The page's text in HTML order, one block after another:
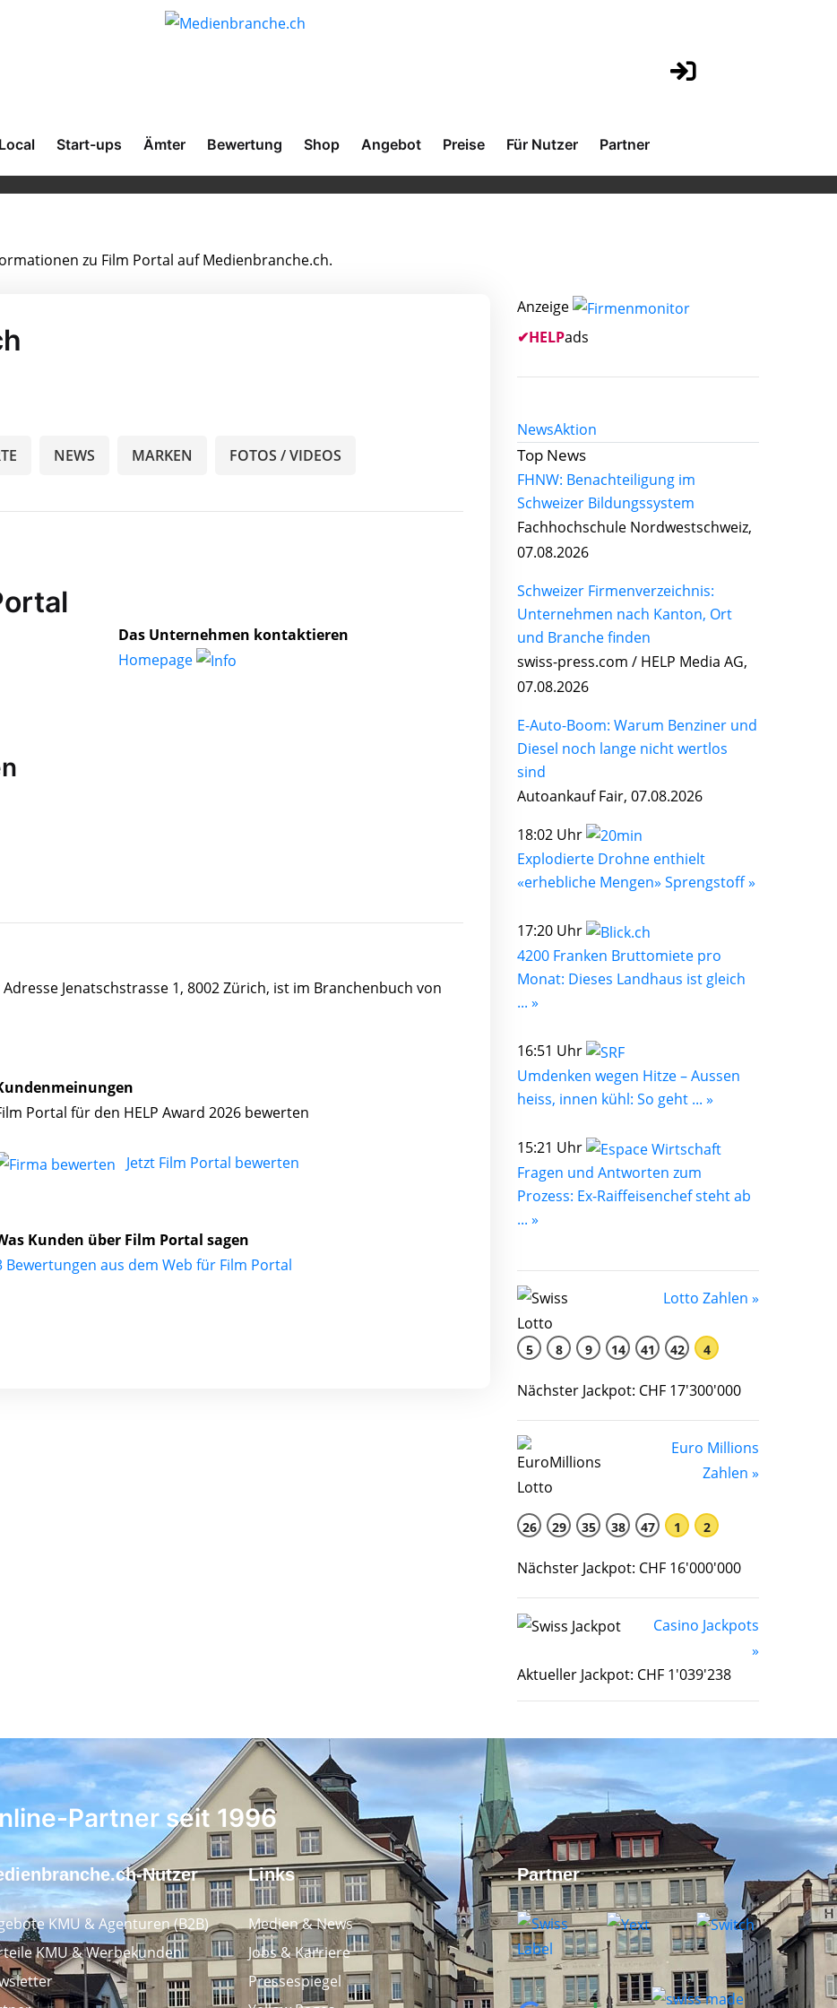
Local Start-ups Ämter Bewertung Shop Angebot Preise Für Nutzer Partner
zu Film Portal auf Medienbranche.ch.
NEWS MARKEN FOTOS / VIDEOS
Das Unternehmen kontaktieren
Homepage
Jenatschstrasse 1, 8002 Zürich, ist im Branchenbuch von
Portal für den HELP Award 2026 bewerten
Jetzt Film Portal bewerten
Kunden über Film Portal sagen
Bewertungen aus dem Web für Film Portal
Anzeige
✔HELPads
NewsAktion
Top News
FHNW: Benachteiligung im
Schweizer Bildungssystem
Fachhochschule Nordwestschweiz,
07.08.2026
Schweizer Firmenverzeichnis:
Unternehmen nach Kanton, Ort
und Branche finden
swiss-press.com / HELP Media AG,
07.08.2026
E-Auto-Boom: Warum Benziner und
Diesel noch lange nicht wertlos
sind
Autoankauf Fair, 07.08.2026
18:02 Uhr
Explodierte Drohne enthielt
«erhebliche Mengen» Sprengstoff »
17:20 Uhr
4200 Franken Bruttomiete pro
Monat: Dieses Landhaus ist gleich
... »
16:51 Uhr
Umdenken wegen Hitze – Aussen
heiss, innen kühl: So geht ... »
15:21 Uhr
Fragen und Antworten zum
Prozess: Ex-Raiffeisenchef steht ab
... »
Lotto Zahlen »
5 8 9 14 41 42 4
Nächster Jackpot: CHF 17'300'000
Euro Millions
Zahlen »
26 29 35 38 47 1 2
Nächster Jackpot: CHF 16'000'000
Casino Jackpots
»
Aktueller Jackpot: CHF 1'039'238
Partner seit 1996
Nutzer
KMU & Agenturen (B2B)
KMU & Werbekunden
Links
Medien & News
Jobs & Karriere
Pressespiegel
Partner